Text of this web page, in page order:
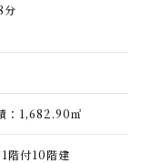
分
：1,682.90㎡
階付10階建